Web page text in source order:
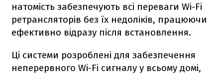
натомість забезпечують всі переваги Wi-Fi
ретрансляторів без їх недоліків, працюючи
ефективно відразу після встановлення.
Ці системи розроблені для забезпечення
неперервного Wi-Fi сигналу у всьому домі,